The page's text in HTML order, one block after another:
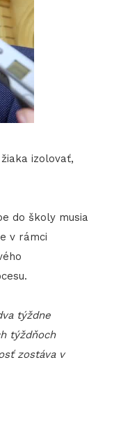
izolovať,
do školy musia
v rámci
týždne
týždňoch
zostáva v